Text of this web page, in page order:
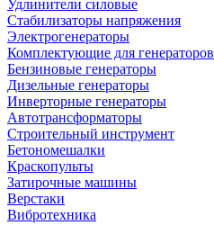
Удлинители силовые
Стабилизаторы напряжения
Электрогенераторы
Комплектующие для генераторов
Бензиновые генераторы
Дизельные генераторы
Инверторные генераторы
Автотрансформаторы
Строительный инструмент
Бетономешалки
Краскопульты
Затирочные машины
Верстаки
Вибротехника